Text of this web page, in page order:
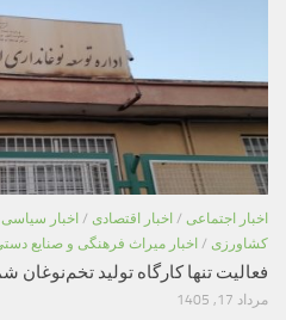
اخبار اجتماعی / اخبار اقتصادی / اخبار سیاسی
کشاورزی / اخبار میراث فرهنگی و صنایع
فعالیت تنها کارگاه تولید
مرداد 17, 1405